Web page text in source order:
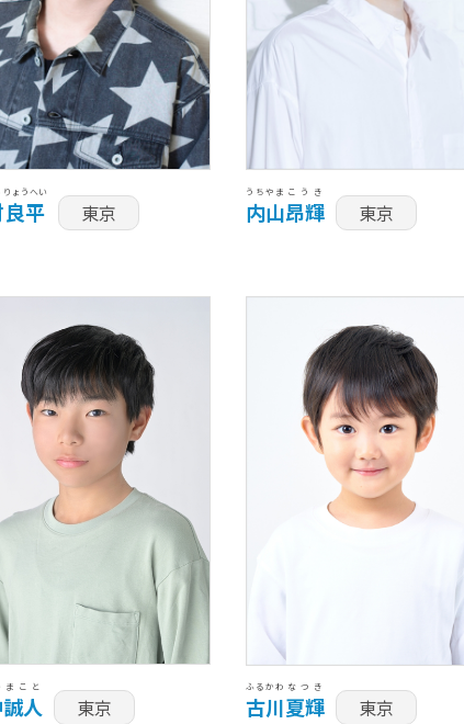
良平
りょうへい
東京 内山
うちやま
昂輝
こうき
東京
誠人
まこと
東京 古川
ふるかわ
夏輝
なつき
東京